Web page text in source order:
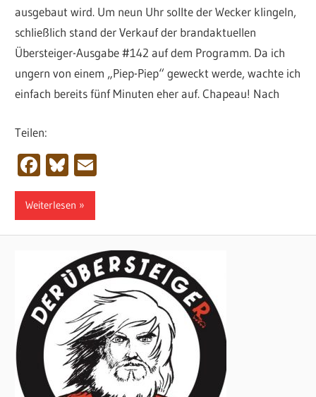
ausgebaut wird. Um neun Uhr sollte der Wecker klingeln,
schließlich stand der Verkauf der brandaktuellen
Übersteiger-Ausgabe #142 auf dem Programm. Da ich
ungern von einem „Piep-Piep“ geweckt werde, wachte ich
einfach bereits fünf Minuten eher auf. Chapeau! Nach
Teilen:
Facebook
Bluesky
Weiterlesen